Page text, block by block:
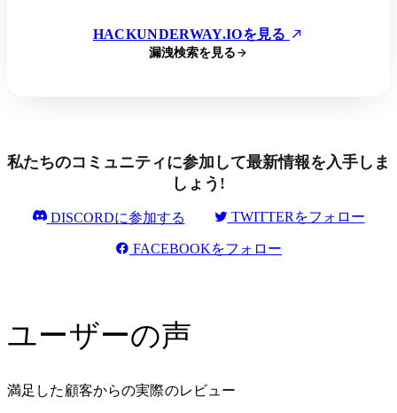
HACKUNDERWAY.IOを見る
漏洩検索を見る
私たちのコミュニティに参加して最新情報を入手しま
しょう!
DISCORDに参加する TWITTERをフォロー
FACEBOOKをフォロー
ユーザーの声
満足した顧客からの実際のレビュー